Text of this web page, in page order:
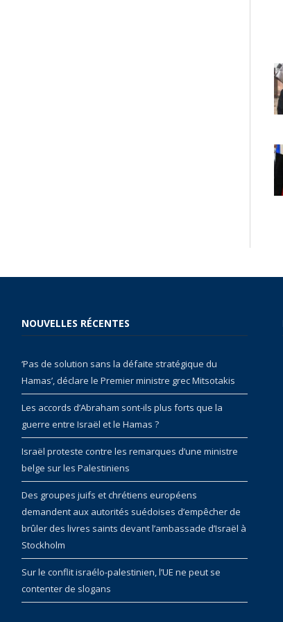
NOUVELLES RÉCENTES
‘Pas de solution sans la défaite stratégique du
Hamas’, déclare le Premier ministre grec Mitsotakis
Les accords d’Abraham sont-ils plus forts que la
guerre entre Israël et le Hamas ?
Israël proteste contre les remarques d’une ministre
belge sur les Palestiniens
Des groupes juifs et chrétiens européens
demandent aux autorités suédoises d’empêcher de
brûler des livres saints devant l’ambassade d’Israël à
Stockholm
Sur le conflit israélo-palestinien, l’UE ne peut se
contenter de slogans